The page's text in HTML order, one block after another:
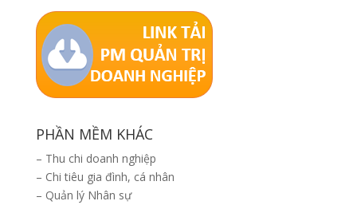
PHẦN MỀM KHÁC
– Thu chi doanh nghiệp
– Chi tiêu gia đình, cá nhân
– Quản lý Nhân sự